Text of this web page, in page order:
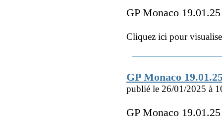
GP Monaco
Cliquez ici pour
GP Monaco
publié le 26/01/2025 à
GP Monaco